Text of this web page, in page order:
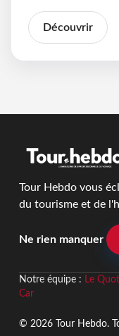
Découvrir
Tour Hebdo vous
du tourisme et de
Ne rien manquer
Notre équipe : Le
Car
© 2026 Tour Hebdo.